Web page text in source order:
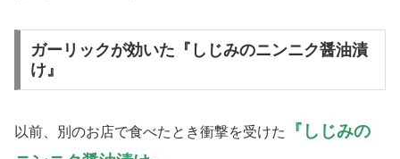
ガーリックが効いた『しじみのニンニク醤油漬
け』
以前、別のお店で食べたとき衝撃を受けた
『しじみの